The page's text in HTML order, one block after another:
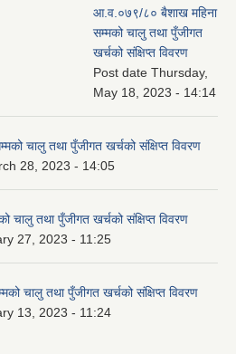
आ.व.०७९/८० बैशाख महिना
सम्मको चालु तथा पुँजीगत
खर्चको संक्षिप्त विवरण
Post date Thursday,
May 18, 2023 - 14:14
चालु तथा पुँजीगत खर्चको संक्षिप्त विवरण
28, 2023 - 14:05
चालु तथा पुँजीगत खर्चको संक्षिप्त विवरण
27, 2023 - 11:25
चालु तथा पुँजीगत खर्चको संक्षिप्त विवरण
13, 2023 - 11:24